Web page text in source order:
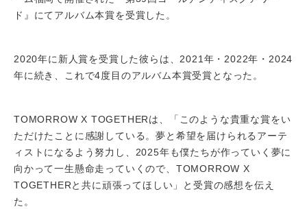
ド』にてアルバム本賞を受賞した。
2020年に新人賞を受賞した彼らは、2021年・2022年・2024
年に続き、これで4度目のアルバム本賞受賞となった。
TOMORROW X TOGETHERは、「このような貴重な賞をい
ただけたことに感謝している。夢と希望を届けられるアーテ
ィストになるよう努力し、2025年も僕たちが作っていく夢に
向かって一生懸命走っていくので、TOMORROW X
TOGETHERと共に頑張ってほしい」と受賞の感想を伝え
た。